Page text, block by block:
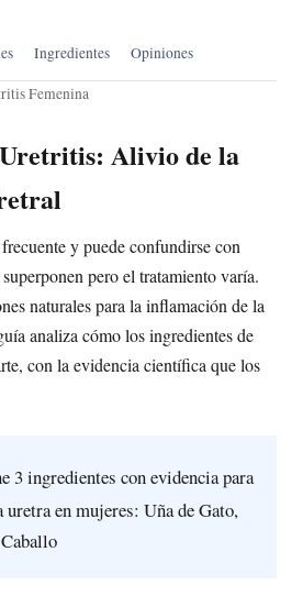
Ingredientes Opiniones
Femenina
Alivio de la
y puede confundirse con
pero el tratamiento varía.
naturales para la inflamación de la
analiza cómo los ingredientes de
con la evidencia científica que los
3 ingredientes con evidencia para
en mujeres: Uña de Gato,